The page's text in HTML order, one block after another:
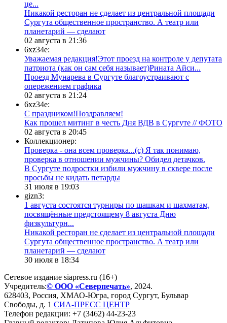
це...
​Никакой ресторан не сделает из центральной площади
Сургута общественное пространство. А театр или
планетарий — сделают
02 августа в 21:36
6xz34e:
Уважаемая редакция!Этот проезд на контроле у депутата
патриота (как он сам себя называет)Рината Айси...
​Проезд Мунарева в Сургуте благоустраивают с
опережением графика
02 августа в 21:24
6xz34e:
С праздником!Поздравляем!
Как прошел митинг в честь Дня ВДВ в Сургуте // ФОТО
02 августа в 20:45
Коллекционер:
Проверка - она всем проверка...(с) Я так понимаю,
проверка в отношении мужчины? Обидел детачков.
В Сургуте подростки избили мужчину в сквере после
просьбы не кидать петарды
31 июля в 19:03
gizn3:
1 августа состоятся турниры по шашкам и шахматам,
посвящённые предстоящему 8 августа Дню
физкультурн...
​Никакой ресторан не сделает из центральной площади
Сургута общественное пространство. А театр или
планетарий — сделают
30 июля в 18:34
Сетевое издание siapress.ru (16+)
Учредитель:© ООО «Северпечать», 2024.
628403, Россия, ХМАО-Югра, город Сургут, Бульвар
Свободы, д. 1 СИА-ПРЕСС ЦЕНТР
Телефон редакции: +7 (3462) 44-23-23